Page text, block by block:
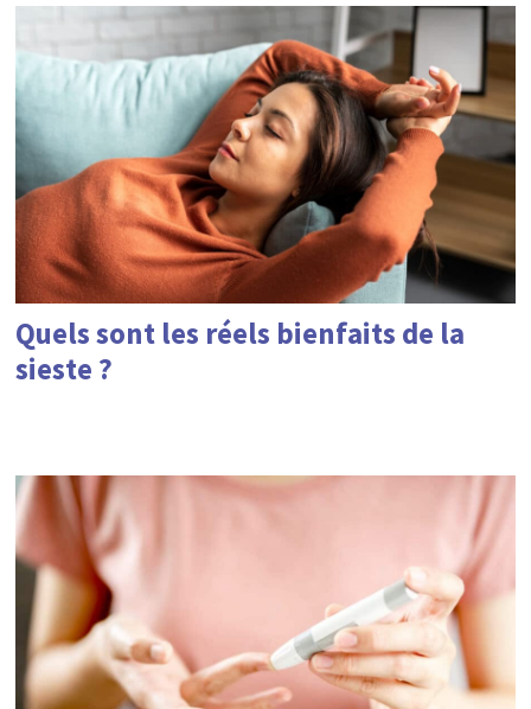
Quels sont les réels bienfaits de la
sieste ?